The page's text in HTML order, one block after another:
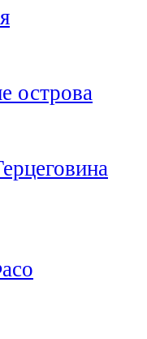
острова